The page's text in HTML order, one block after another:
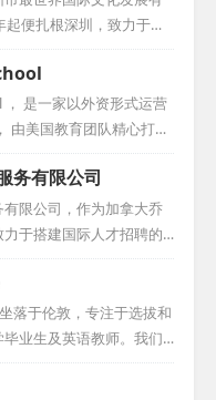
密合作关系，确保能够
人才。我们的服务收费
。如果您有招聘需求，
机构，都可与我们取得
供详细的信息和专业的
文化交流与教育事业的
起便扎根深圳，致力于提
务。公司由一群曾在美
国专家来华就业的精英
业务聚焦于全球中高端
国专家的就业安排、人
，涵盖科学、教育、文
个领域。我们的服务网
国家和地区，尤其在北美
招聘基地，同时在国内
才社区资源。凭借多年
多国内外招聘平台，并
脉资源，形成了一座庞
们...
是一家以外资形式运营
由美国教育团队精心打造
其主要业务聚焦于协助中
， 以充分满足教学需求
服务外籍教师 ， 公司在
， 提供全方位的支持 。
. school的推出 ， 旨在为
工作机会的同时 ， 还提
务 。 该公司运营模式类似
保外教符合学校各项要求
益 。 其目标在于推动东
务有限公司
限公司，作为加拿大乔
于搭建国际人才招聘的
袭乔思教育集团的核心
际人才筛选、面试，到
等全链条定制化服务。
球人才的诉求，也尊重
愿，力求提供最优质、
。通过广州众汇人才服
落于伦敦，专注于选拔和
业生及英语教师。我们
过15年海外留学和工作
们毕业于伦敦商学院、